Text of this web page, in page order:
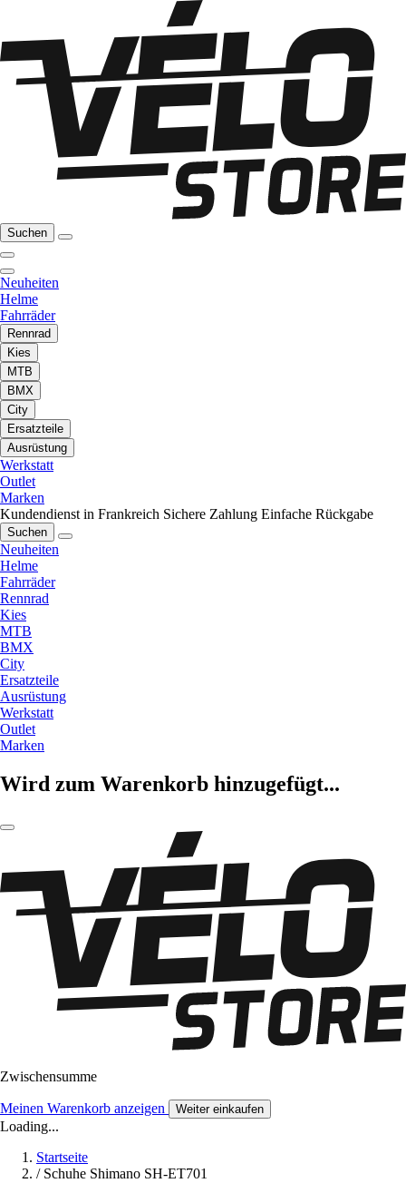
Suchen
Neuheiten
Helme
Fahrräder
Rennrad
Kies
MTB
BMX
City
Ersatzteile
Ausrüstung
Werkstatt
Outlet
Marken
Kundendienst in Frankreich Sichere Zahlung Einfache Rückgabe
Suchen
Neuheiten
Helme
Fahrräder
Rennrad
Kies
MTB
BMX
City
Ersatzteile
Ausrüstung
Werkstatt
Outlet
Marken
Wird zum Warenkorb hinzugefügt...
Zwischensumme
Meinen Warenkorb anzeigen Weiter einkaufen
Loading...
Startseite
/ Schuhe Shimano SH-ET701